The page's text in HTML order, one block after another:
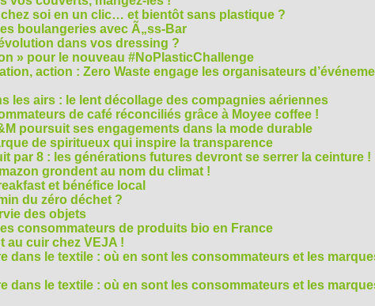
soi en un clic… et bientôt sans plastique ?
boulangeries avec Ã„ss-Bar
dans vos dressing ?
» pour le nouveau #NoPlasticChallenge
action : Zero Waste engage les organisateurs
les airs : le lent décollage des compagnies aériennes
de café réconciliés grâce à Moyee coffee !
poursuit ses engagements dans la mode durable
de spiritueux qui inspire la transparence
par 8 : les générations futures devront se serrer la ceinture !
grondent au nom du climat !
et bénéfice local
du zéro déchet ?
des objets
consommateurs de produits bio en France
au cuir chez VEJA !
dans le textile : où en sont les consommateurs et les
dans le textile : où en sont les consommateurs et les